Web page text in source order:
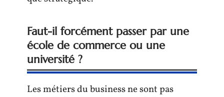
Faut-il forcément passer par une
école de commerce ou une
université ?
Les métiers du business ne sont pas